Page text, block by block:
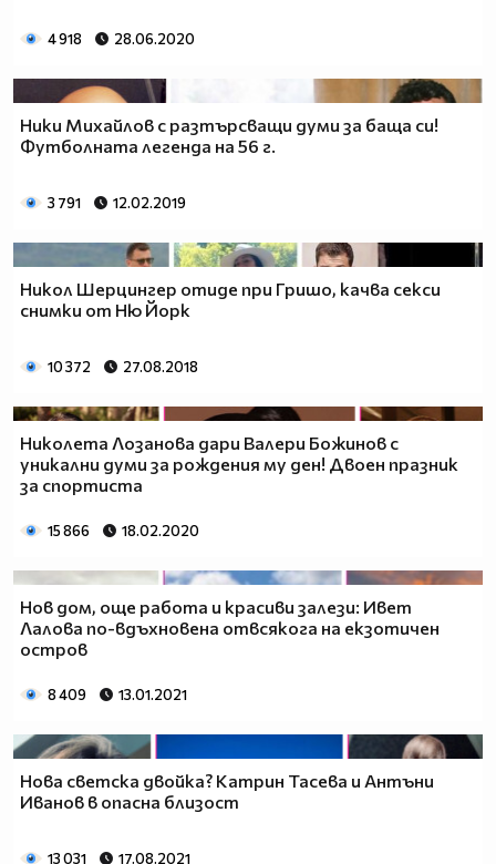
4 918 28.06.2020
Ники Михайлов с разтърсващи думи за баща си!
Футболната легенда на 56 г.
3 791 12.02.2019
Никол Шерцингер отиде при Гришо, качва секси
снимки от Ню Йорк
10 372 27.08.2018
Николета Лозанова дари Валери Божинов с
уникални думи за рождения му ден! Двоен празник
за спортиста
15 866 18.02.2020
Нов дом, още работа и красиви залези: Ивет
Лалова по-вдъхновена отвсякога на екзотичен
остров
8 409 13.01.2021
Нова светска двойка? Катрин Тасева и Антъни
Иванов в опасна близост
13 031 17.08.2021